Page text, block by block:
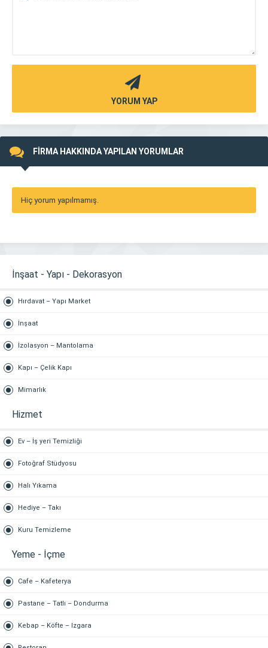
YORUM YAP
FİRMA HAKKINDA YAPILAN YORUMLAR
Hiç yorum yapılmamış.
İnşaat - Yapı - Dekorasyon
Hırdavat – Yapı Market
İnşaat
İzolasyon – Mantolama
Kapı – Çelik Kapı
Mimarlık
Hizmet
Ev – İş yeri Temizliği
Fotoğraf Stüdyosu
Halı Yıkama
Hediye – Takı
Kuru Temizleme
Yeme - İçme
Cafe – Kafeterya
Pastane – Tatlı – Dondurma
Kebap – Köfte – Izgara